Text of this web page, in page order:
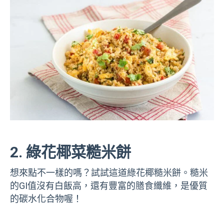
2. 綠花椰菜糙米餅
想來點不一樣的嗎？試試這道綠花椰糙米餅。糙米
的GI值沒有白飯高，還有豐富的膳食纖維，是優質
的碳水化合物喔！